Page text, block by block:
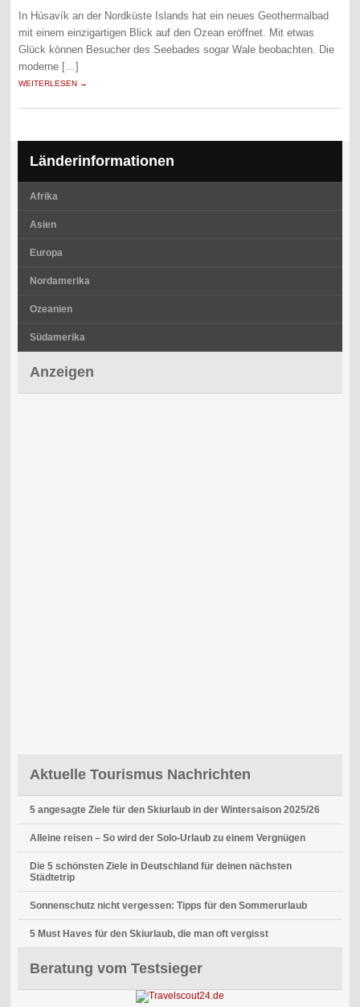
In Húsavík an der Nordküste Islands hat ein neues Geothermalbad
mit einem einzigartigen Blick auf den Ozean eröffnet. Mit etwas
Glück können Besucher des Seebades sogar Wale beobachten. Die
moderne […]
WEITERLESEN →
Länderinformationen
Afrika
Asien
Europa
Nordamerika
Ozeanien
Südamerika
Anzeigen
Aktuelle Tourismus Nachrichten
5 angesagte Ziele für den Skiurlaub in der Wintersaison 2025/26
Alleine reisen – So wird der Solo-Urlaub zu einem Vergnügen
Die 5 schönsten Ziele in Deutschland für deinen nächsten
Städtetrip
Sonnenschutz nicht vergessen: Tipps für den Sommerurlaub
5 Must Haves für den Skiurlaub, die man oft vergisst
Beratung vom Testsieger